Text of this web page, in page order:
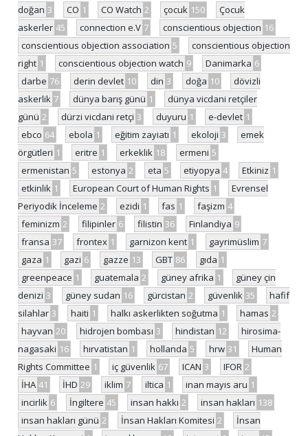
doğan 3 CO 1 CO Watch 2 çocuk 150
Çocuk
askerler 45 connection e.V 7 conscientious objection 16
conscientious objection association 5
conscientious objection
right 1 conscientious objection watch 9 Danimarka 6
darbe 76 derin devlet 10 din 3 doğa 10
dövizli
askerlik 7 dünya barış günü 1
dünya vicdani retçiler
günü 2 dürzi vicdani retçi 3 duyuru 1 e-devlet 1
ebco 64 ebola 1 eğitim zayiatı 1 ekoloji 3
emek
örgütleri 1 eritre 1 erkeklik 18 ermeni 5
ermenistan 5 estonya 2 eta 5 etiyopya 4 Etkiniz 1
etkinlik 1 European Court of Human Rights 1
Evrensel
Periyodik İnceleme 2 ezidi 1 fas 1 faşizm 4
feminizm 2 filipinler 6 filistin 36 Finlandiya 9
fransa 37 frontex 1 garnizon kent 1 gayrimüslim 7
gaza 1 gazi 6 gazze 13 GBT 86 gıda 1
greenpeace 1 guatemala 2 güney afrika 1
güney çin
denizi 3 güney sudan 16 gürcistan 2 güvenlik 35
hafif
silahlar 3 haiti 1 halkı askerlikten soğutma 1 hamas 2
hayvan 20 hidrojen bombası 3 hindistan 12
hirosima-
nagasaki 16 hırvatistan 1 hollanda 5 hrw 31
Human
Rights Committee 1 iç güvenlik 67 ICAN 3 IFOR 2
İHA 41 İHD 29 iklim 7 iltica 1 inan mayıs aru 1
incirlik 6 İngiltere 45 insan hakkı 2 insan hakları 138
insan hakları günü 2 İnsan Hakları Komitesi 2
İnsan